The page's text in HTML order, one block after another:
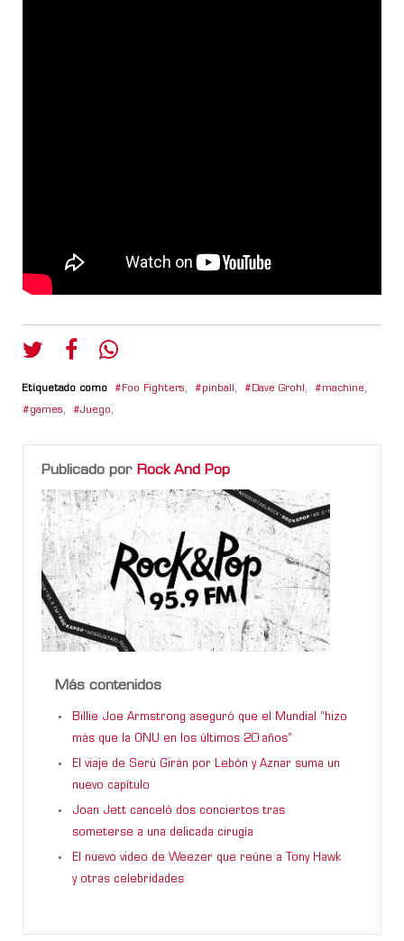
Etiquetado como Foo Fighters, pinball , Dave Grohl , machine,
games, Juego,
Publicado por Rock And Pop
Más contenidos
Billie Joe Armstrong aseguró que el Mundial “hizo
más que la ONU en los últimos 20 años”
El viaje de Serú Girán por Lebón y Aznar suma un
nuevo capítulo
Joan Jett canceló dos conciertos tras
someterse a una delicada cirugía
El nuevo video de Weezer que reúne a Tony Hawk
y otras celebridades